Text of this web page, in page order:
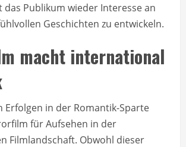
das Publikum wieder Interesse an
Geschichten zu entwickeln.
macht international
Erfolgen in der Romantik-Sparte
für Aufsehen in der
Filmlandschaft. Obwohl dieser